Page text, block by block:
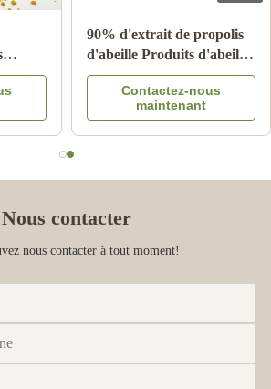
90% d'extrait de propolis
d'abeille Produits d'abeille
pour les soins de santé de
l'étoile d'abeille
Contactez-nous
maintenant
Nous contacter
nous contacter à tout moment!